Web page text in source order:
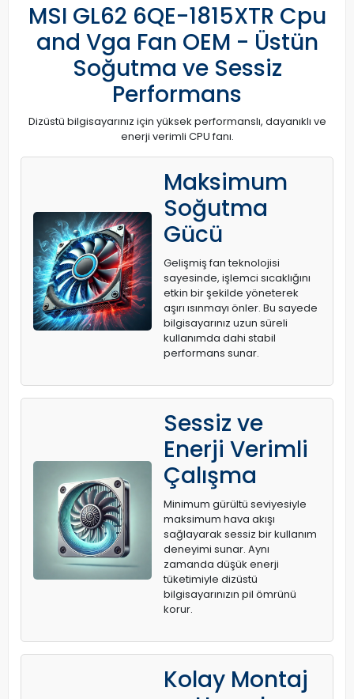
MSI GL62 6QE-1815XTR Cpu
and Vga Fan OEM - Üstün
Soğutma ve Sessiz
Performans
Dizüstü bilgisayarınız için yüksek performanslı, dayanıklı ve
enerji verimli CPU fanı.
Maksimum
Soğutma
Gücü
Gelişmiş fan teknolojisi
sayesinde, işlemci sıcaklığını
etkin bir şekilde yöneterek
aşırı ısınmayı önler. Bu sayede
bilgisayarınız uzun süreli
kullanımda dahi stabil
performans sunar.
Sessiz ve
Enerji Verimli
Çalışma
Minimum gürültü seviyesiyle
maksimum hava akışı
sağlayarak sessiz bir kullanım
deneyimi sunar. Aynı
zamanda düşük enerji
tüketimiyle dizüstü
bilgisayarınızın pil ömrünü
korur.
Kolay Montaj